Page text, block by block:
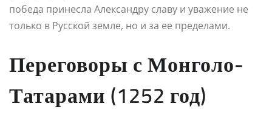
победа принесла Александру славу и уважение не
только в Русской земле, но и за ее пределами.
Переговоры с Монголо-
Татарами (1252 год)